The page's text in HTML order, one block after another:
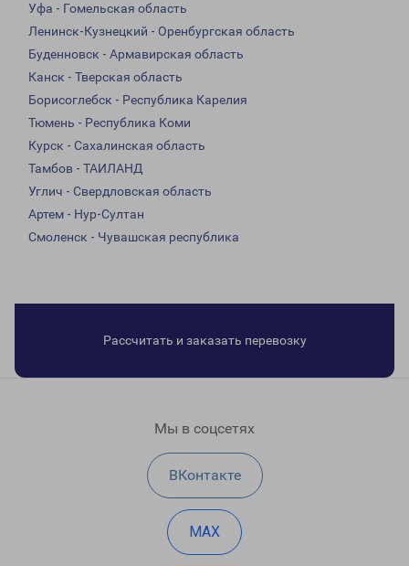
Уфа - Гомельская область
Ленинск-Кузнецкий - Оренбургская область
Буденновск - Армавирская область
Канск - Тверская область
Борисоглебск - Республика Карелия
Тюмень - Республика Коми
Курск - Сахалинская область
Тамбов - ТАИЛАНД
Углич - Свердловская область
Артем - Нур-Султан
Смоленск - Чувашская республика
Рассчитать и заказать перевозку
Мы в соцсетях
ВКонтакте
MAX